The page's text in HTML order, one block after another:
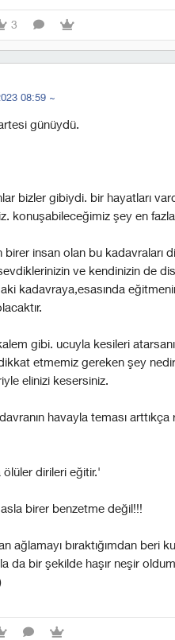
3
08:59 ~
günüydü.
bizler gibiydi. bir hayatları
konuşabileceğimiz şey en
birer insan olan bu kadavraları
ve kendinizin de
kadavraya,esasında
gibi. ucuyla kesileri
etmemiz gereken şey
elinizi kesersiniz.
havayla teması
dirileri eğitir.'
birer benzetme değil!!!
ağlamayı bıraktığımdan
da bir şekilde haşır neşir